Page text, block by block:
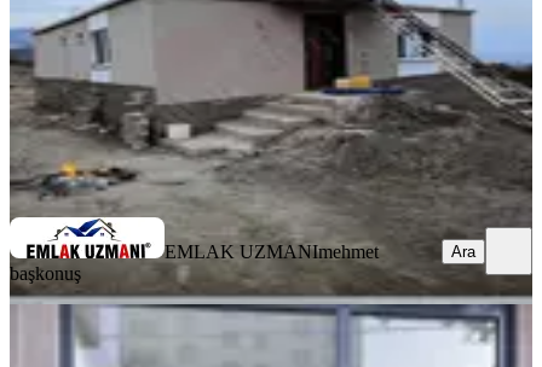
EMLAK UZMANImehmet başkonuş
Ara
EMLAK UZMANImehmet
başkonuş
Ara
Fırsat Gayberlide Satılık 2 Katlı